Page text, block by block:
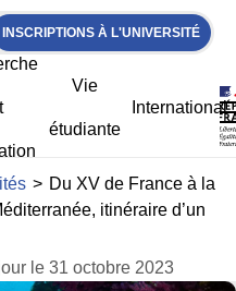
INSCRIPTIONS À L'UNIVERSITÉ
Vie
étudiante
International
protection des
de la mer
> Du XV de France à la
itinéraire d’un
le 31 octobre 2023